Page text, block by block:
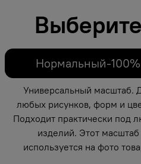
Нормальный-100%
Универсальный масштаб.
любых рисунков, форм и
Подходит практически под
изделий. Этот масштаб
используется на фото